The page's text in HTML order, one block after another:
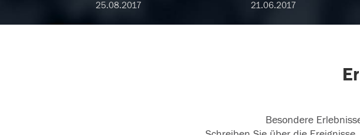
25.08.2017 21.06.2017
Besondere